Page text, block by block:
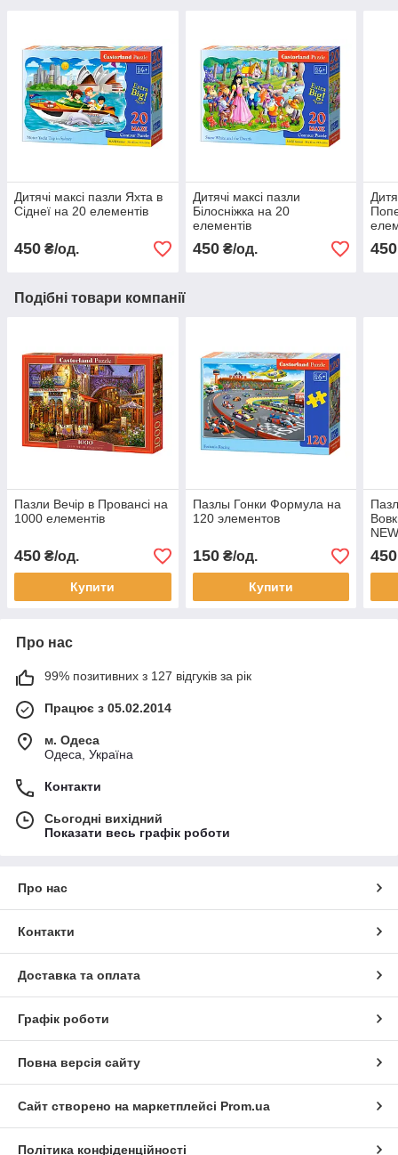
Дитячі максі пазли Яхта в
Сіднеї на 20 елементів
450 ₴/од.
Дитячі максі пазли
Білосніжка на 20
елементів
450₴/од. 450
Подібні товари компанії
Пазли Вечір в Провансі на
1000 елементів
450 ₴/од.
Купити
Пазлы Гонки Формула на
120 элементов
150₴/од.
Купити
450
Про нас
99% позитивних з 127 відгуків за рік
Працює з 05.02.2014
м. Одеса
Одеса, Україна
Контакти
Сьогодні вихідний
Показати весь графік роботи
Про нас
Контакти
Доставка та оплата
Графік роботи
Повна версія сайту
Сайт створено на маркетплейсі Prom.ua
Політика конфіденційності